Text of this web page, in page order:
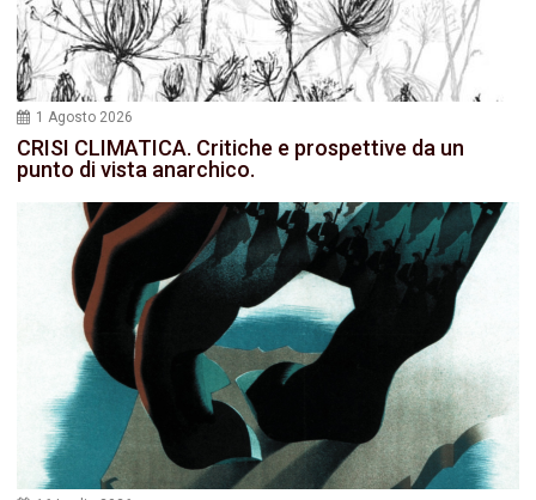
1 Agosto 2026
CRISI CLIMATICA. Critiche e prospettive da un
punto di vista anarchico.